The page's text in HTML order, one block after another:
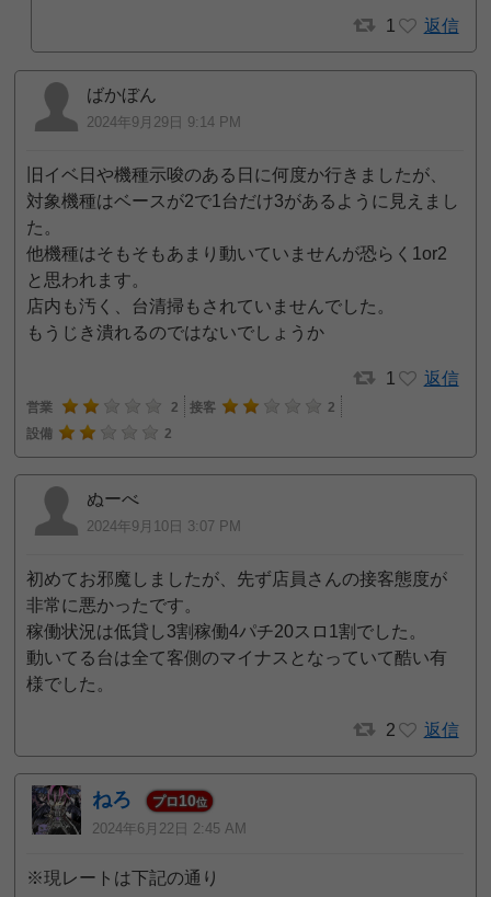
1 返信
ばかぼん
2024年9月29日 9:14 PM
旧イベ日や機種示唆のある日に何度か行きましたが、
対象機種はベースが2で1台だけ3があるように見えまし
た。
他機種はそもそもあまり動いていませんが恐らく1or2
と思われます。
店内も汚く、台清掃もされていませんでした。
もうじき潰れるのではないでしょうか
1 返信
営業 2 接客
2
設備
2
ぬーべ
2024年9月10日 3:07 PM
初めてお邪魔しましたが、先ず店員さんの接客態度が
非常に悪かったです。
稼働状況は低貸し3割稼働4パチ20スロ1割でした。
動いてる台は全て客側のマイナスとなっていて酷い有
様でした。
2 返信
ねろ プロ10位
2024年6月22日 2:45 AM
※現レートは下記の通り